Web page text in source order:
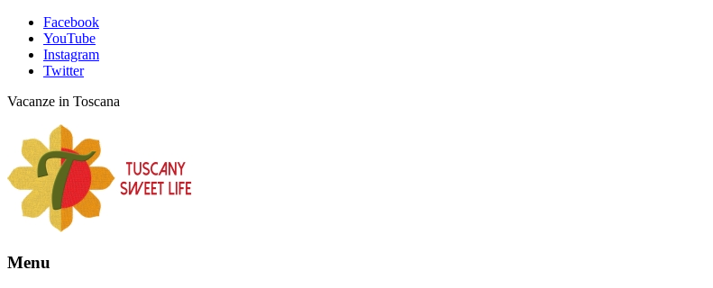
Facebook
YouTube
Instagram
Twitter
Vacanze in Toscana
Menu